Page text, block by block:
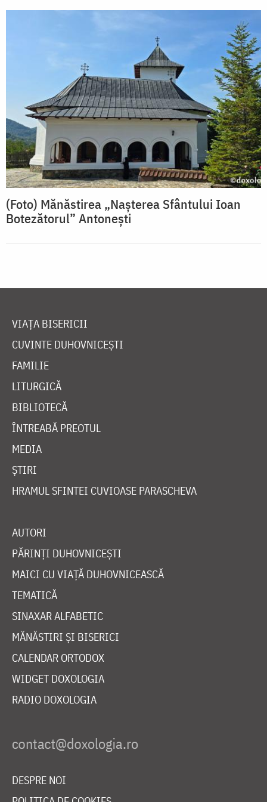
(Foto) Mănăstirea „Nașterea Sfântului Ioan
Botezătorul” Antonești
VIAȚA BISERICII
CUVINTE DUHOVNICEȘTI
FAMILIE
LITURGICĂ
BIBLIOTECĂ
ÎNTREABĂ PREOTUL
MEDIA
ȘTIRI
HRAMUL SFINTEI CUVIOASE PARASCHEVA
AUTORI
PĂRINȚI DUHOVNICEȘTI
MAICI CU VIAȚĂ DUHOVNICEASCĂ
TEMATICĂ
SINAXAR ALFABETIC
MĂNĂSTIRI ȘI BISERICI
CALENDAR ORTODOX
WIDGET DOXOLOGIA
RADIO DOXOLOGIA
DESPRE NOI